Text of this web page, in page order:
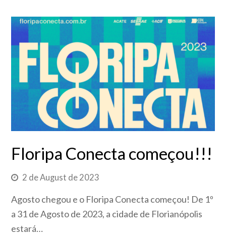
Floripa Conecta começou!!!
2 de August de 2023
Agosto chegou e o Floripa Conecta começou! De 1º
a 31 de Agosto de 2023, a cidade de Florianópolis
estará…